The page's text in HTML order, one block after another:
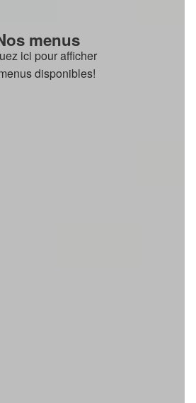
menus
ici pour afficher
disponibles!